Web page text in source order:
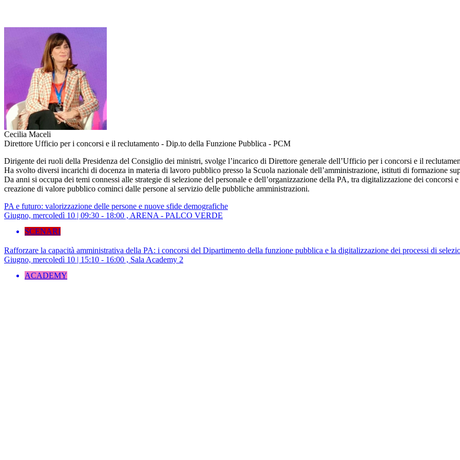
Cecilia Maceli
Direttore Ufficio per i concorsi e il reclutamento - Dip.to della Funzione Pubblica - PCM
Dirigente dei ruoli della Presidenza del Consiglio dei ministri, svolge l’incarico di Direttore generale dell’Ufficio per i concorsi e il
Ha svolto diversi incarichi di docenza in materia di lavoro pubblico presso la Scuola nazionale dell’amministrazione, istituti di formazione
Da anni si occupa dei temi connessi alle strategie di selezione del personale e dell’organizzazione della PA, tra digitalizzazione dei
creazione di valore pubblico cominci dalle persone al servizio delle pubbliche amministrazioni.
PA e futuro: valorizzazione delle persone e nuove sfide demografiche
Giugno, mercoledì 10 | 09:30 - 18:00 , ARENA - PALCO VERDE
SCENARI
Rafforzare la capacità amministrativa della PA: i concorsi del Dipartimento della funzione pubblica e la digitalizzazione dei processi di
Giugno, mercoledì 10 | 15:10 - 16:00 , Sala Academy 2
ACADEMY